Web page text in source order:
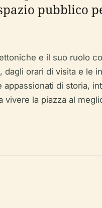
pubblico
e il suo ruolo
orari di visita e le
di storia,
vivere la piazza al